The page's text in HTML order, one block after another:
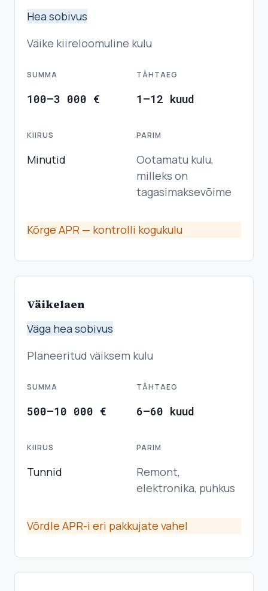
Hea sobivus
Väike kiireloomuline kulu
SUMMA
100–3 000 €
TÄHTAEG
1–12 kuud
KIIRUS
Minutid
PARIM
Ootamatu kulu,
milleks on
tagasimaksevõime
Kõrge APR — kontrolli kogukulu
Väikelaen
Väga hea sobivus
Planeeritud väiksem kulu
SUMMA
500–10 000 €
TÄHTAEG
6–60 kuud
KIIRUS
Tunnid
PARIM
Remont,
elektronika, puhkus
Võrdle APR-i eri pakkujate vahel